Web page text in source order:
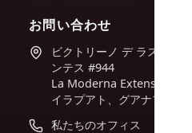
お問い合わせ
ビクトリーノ デ ラス フエ
ンテス #944
La Moderna Extension、
イラプアト、グアナファト
私たちのオフィス